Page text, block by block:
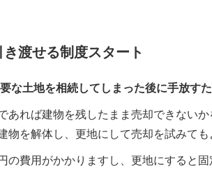
き渡せる制度スタート
土地を相続してしまった後に手放すた
あれば建物を残したまま売却できない
物を解体し、更地にして売却を試みても
の費用がかかりますし、更地にすると